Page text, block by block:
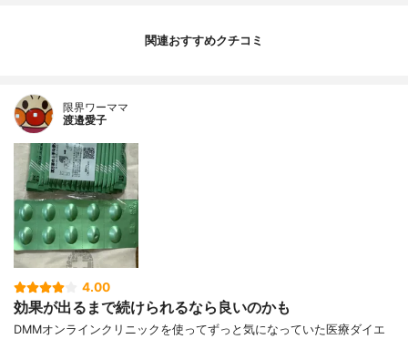
関連おすすめクチコミ
限界ワーママ
渡邉愛子
4.00
効果が出るまで続けられるなら良いのかも
DMMオンラインクリニックを使ってずっと気になっていた医療ダイエ